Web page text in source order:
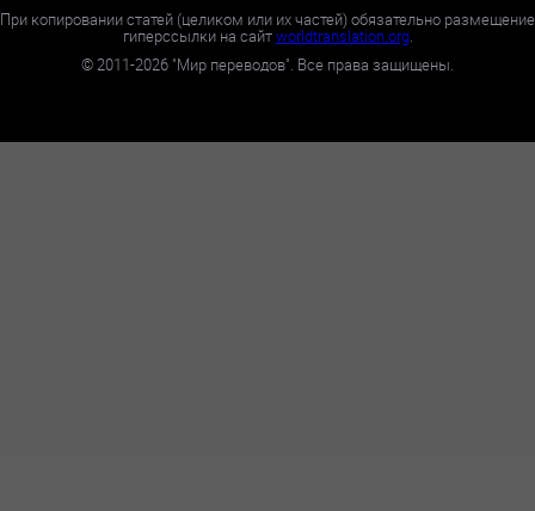
При копировании статей (целиком или их частей) обязательно размещение
гиперссылки на сайтworldtranslation.org.
©2011-2026 "Мир переводов". Все права защищены.